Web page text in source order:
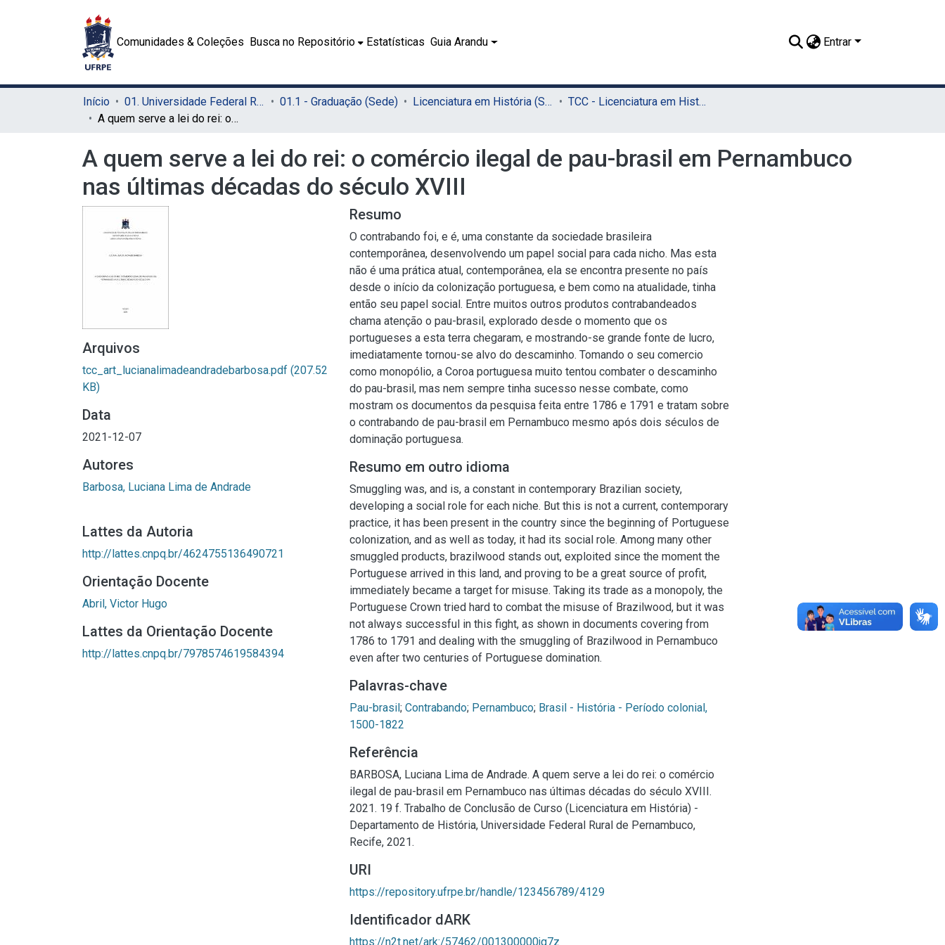
Comunidades & Coleções Busca no Repositório Estatísticas Guia Arandu Entrar
Início 01. Universidade Federal Rural de Pernambuco - UFRPE (Sede) 01.1 - Graduação (Sede) Licenciatura em História (Sede)
TCC - Licenciatura em História (Sede)
A quem serve a lei do rei: o comércio ilegal de pau-brasil em Pernambuco nas últimas décadas do século XVIII
A quem serve a lei do rei: o comércio ilegal de pau-brasil em Pernambuco
nas últimas décadas do século XVIII
Arquivos
tcc_art_lucianalimadeandradebarbosa.pdf (207.52
KB)
Data
2021-12-07
Autores
Barbosa, Luciana Lima de Andrade
Lattes da Autoria
http://lattes.cnpq.br/4624755136490721
Orientação Docente
Abril, Victor Hugo
Lattes da Orientação Docente
http://lattes.cnpq.br/7978574619584394
Resumo
O contrabando foi, e é, uma constante da sociedade brasileira
contemporânea, desenvolvendo um papel social para cada nicho. Mas esta
não é uma prática atual, contemporânea, ela se encontra presente no país
desde o início da colonização portuguesa, e bem como na atualidade, tinha
então seu papel social. Entre muitos outros produtos contrabandeados
chama atenção o pau-brasil, explorado desde o momento que os
portugueses a esta terra chegaram, e mostrando-se grande fonte de lucro,
imediatamente tornou-se alvo do descaminho. Tomando o seu comercio
como monopólio, a Coroa portuguesa muito tentou combater o descaminho
do pau-brasil, mas nem sempre tinha sucesso nesse combate, como
mostram os documentos da pesquisa feita entre 1786 e 1791 e tratam sobre
o contrabando de pau-brasil em Pernambuco mesmo após dois séculos de
dominação portuguesa.
Resumo em outro idioma
Smuggling was, and is, a constant in contemporary Brazilian society,
developing a social role for each niche. But this is not a current, contemporary
practice, it has been present in the country since the beginning of Portuguese
colonization, and as well as today, it had its social role. Among many other
smuggled products, brazilwood stands out, exploited since the moment the
Portuguese arrived in this land, and proving to be a great source of profit,
immediately became a target for misuse. Taking its trade as a monopoly, the
Portuguese Crown tried hard to combat the misuse of Brazilwood, but it was
not always successful in this fight, as shown in documents covering from
1786 to 1791 and dealing with the smuggling of Brazilwood in Pernambuco
even after two centuries of Portuguese domination.
Palavras-chave
Pau-brasil; Contrabando; Pernambuco; Brasil - História - Período colonial,
1500-1822
Referência
BARBOSA, Luciana Lima de Andrade. A quem serve a lei do rei: o comércio
ilegal de pau-brasil em Pernambuco nas últimas décadas do século XVIII.
2021. 19 f. Trabalho de Conclusão de Curso (Licenciatura em História) -
Departamento de História, Universidade Federal Rural de Pernambuco,
Recife, 2021.
URI
https://repository.ufrpe.br/handle/123456789/4129
Identificador dARK
https://n2t.net/ark:/57462/001300000jg7z